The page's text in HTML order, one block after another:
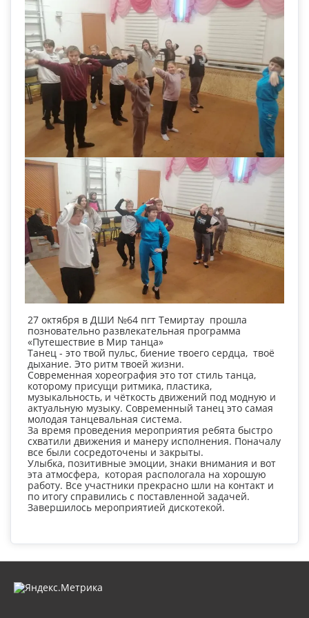
27 октября в ДШИ №64 пгт Темиртау прошла
позновательно развлекательная программа
«Путешествие в Мир танца»
Танец - это твой пульс, биение твоего сердца, твоё
дыхание. Это ритм твоей жизни.
Современная хореография это тот стиль танца,
которому присущи ритмика, пластика,
музыкальность, и чёткость движений под модную и
актуальную музыку. Современный танец это самая
молодая танцевальная система.
За время проведения мероприятия ребята быстро
схватили движения и манеру исполнения. Поначалу
все были сосредоточены и закрыты.
Улыбка, позитивные эмоции, знаки внимания и вот
эта атмосфера, которая распологала на хорошую
работу. Все участники прекрасно шли на контакт и
по итогу справились с поставленной задачей.
Завершилось мероприятией дискотекой.